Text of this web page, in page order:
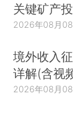
关键矿产
2026年08月08
境外收入
详解(含视
2026年08月08